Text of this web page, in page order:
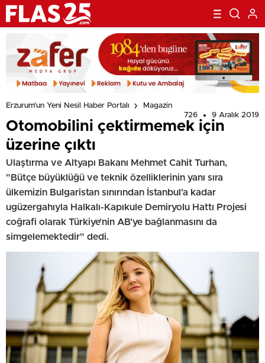
Erzurum'un Yeni Nesil Haber Portalı
Magazin
726
9 Aralık 2019
Otomobilini çektirmemek için
üzerine çıktı
Ulaştırma ve Altyapı Bakanı Mehmet Cahit Turhan,
"Bütçe büyüklüğü ve teknik özelliklerinin yanı sıra
ülkemizin Bulgaristan sınırından İstanbul'a kadar
ugüzergahıyla Halkalı-Kapıkule Demiryolu Hattı Projesi
coğrafi olarak Türkiye’nin AB’ye bağlanmasını da
simgelemektedir" dedi.